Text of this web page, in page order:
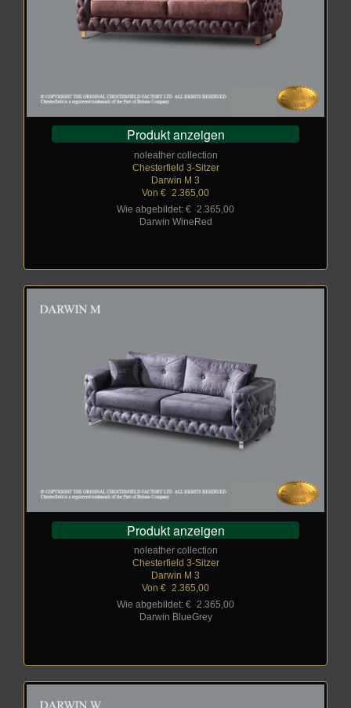
Produkt anzeigen
noleather collection
Chesterfield 3-Sitzer
Darwin M 3
Von € 2.365,00
Wie abgebildet: €
2.365,00
Darwin WineRed
Produkt anzeigen
noleather collection
Chesterfield 3-Sitzer
Darwin M 3
Von € 2.365,00
Wie abgebildet: €
2.365,00
Darwin BlueGrey